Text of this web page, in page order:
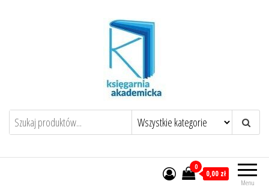
Menu
0
0,00 zł